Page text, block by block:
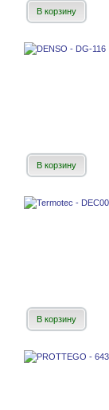
В корзину
В корзину
В корзину